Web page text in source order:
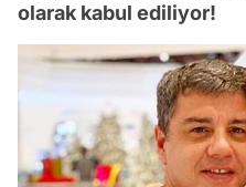
olarak kabul ediliyor!